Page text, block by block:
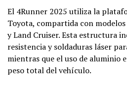
El 4Runner 2025 utiliza la
Toyota, compartida con
y Land Cruiser. Esta estructura
resistencia y soldaduras láser
mientras que el uso de aluminio
peso total del vehículo.